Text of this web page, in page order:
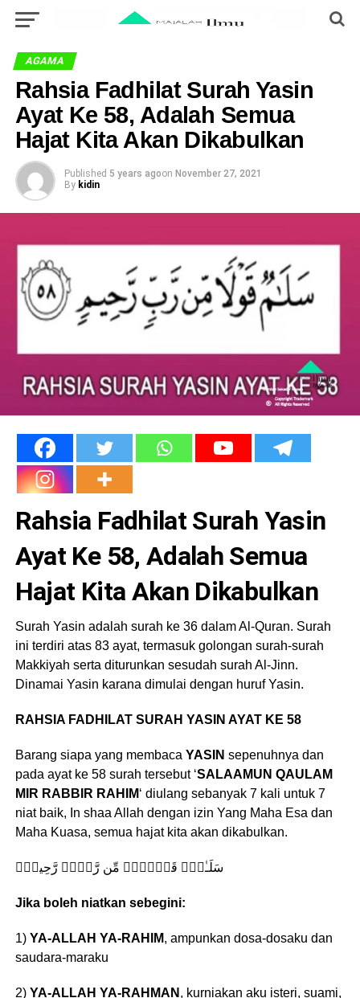
AGAMA
Rahsia Fadhilat Surah Yasin
Ayat Ke 58, Adalah Semua
Hajat Kita Akan Dikabulkan
Published 5 years agoon November 27, 2021
By kidin
Rahsia Fadhilat Surah Yasin
Ayat Ke 58, Adalah Semua
Hajat Kita Akan Dikabulkan
Surah Yasin adalah surah ke 36 dalam Al-Quran. Surah
ini terdiri atas 83 ayat, termasuk golongan surah-surah
Makkiyah serta diturunkan sesudah surah Al-Jinn.
Dinamai Yasin karana dimulai dengan huruf Yasin.
RAHSIA FADHILAT SURAH YASIN AYAT KE 58
Barang siapa yang membaca YASIN sepenuhnya dan
pada ayat ke 58 surah tersebut ‘SALAAMUN QAULAM
MIR RABBIR RAHIM‘ diulang sebanyak 7 kali untuk 7
niat baik, In shaa Allah dengan izin Yang Maha Esa dan
Maha Kuasa, semua hajat kita akan dikabulkan.
سَلَـٰمٌ۬ قَوۡلاً۬ مِّن رَّبٍّ۬ رَّحِيمٍ۬
Jika boleh niatkan sebegini:
1) YA-ALLAH YA-RAHIM, ampunkan dosa-dosaku dan
saudara-maraku
2) YA-ALLAH YA-RAHMAN , kurniakan aku isteri, suami,